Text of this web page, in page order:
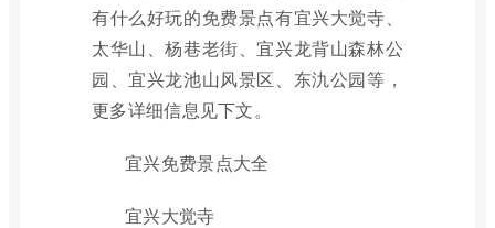
有什么好玩的免费景点有宜兴大觉寺、
太华山、杨巷老街、宜兴龙背山森林公
园、宜兴龙池山风景区、东氿公园等，
更多详细信息见下文。
宜兴免费景点大全
宜兴大觉寺